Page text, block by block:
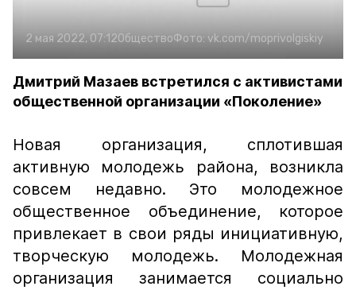
2 мая 2022, 07:12ОбществоФото: vk.com/moprivolgiskiy
Дмитрий Мазаев встретился с активистами
общественной организации «Поколение»
Новая организация, сплотившая
активную молодежь района, возникла
совсем недавно. Это молодежное
общественное объединение, которое
привлекает в свои ряды инициативную,
творческую молодежь. Молодежная
организация занимается социально